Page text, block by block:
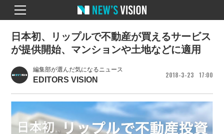
編集部が選んだ気になるニュース
EDITORS VISION
2018 3 23 17 00
日本初、リップルで不動産が買えるサービス
が提供開始、マンションや土地などに適用